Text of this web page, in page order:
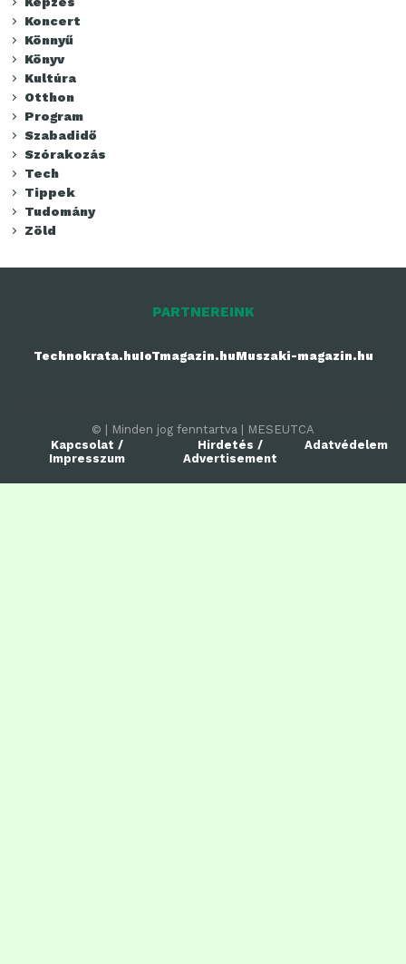
Koncert
Könnyű
Könyv
Kultúra
Otthon
Program
Szabadidő
Szórakozás
Tech
Tippek
Tudomány
Zöld
PARTNEREINK
Technokrata.huIoTmagazin.huMuszaki-magazin.hu
© | Minden jog fenntartva | MESEUTCA
Kapcsolat /
Impresszum
Hirdetés /
Advertisement
Adatvédelem